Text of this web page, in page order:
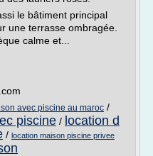
le bâtiment principal
une terrasse ombragée.
calme et...
avec piscine au maroc /
piscine / location d
/ location maison piscine privee